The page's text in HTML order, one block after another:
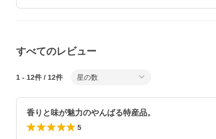
すべてのレビュー
1 - 12件 / 12件 星の数
香りと味が魅力のやんばる特産品。
5